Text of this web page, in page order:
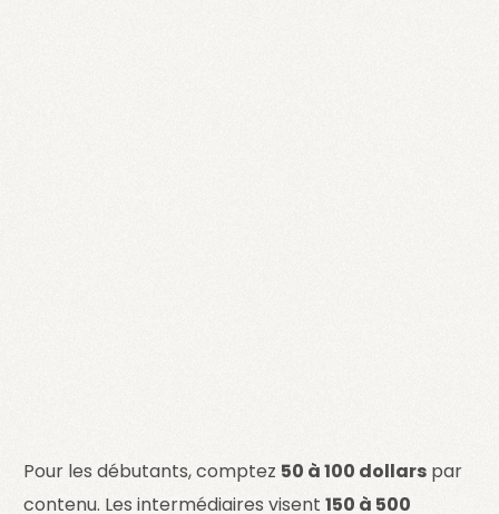
Pour les débutants, comptez 50 à 100 dollars par
contenu. Les intermédiaires visent150 à 500